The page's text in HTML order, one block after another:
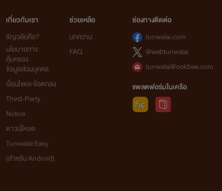
เกี่ยวกับเรา
ธัญวลัยคือ?
นโยบายการ
คุ้มครอง
ข้อมูลส่วนบุคคล
เงื่อนไขและข้อตกลง
Third-Party
Notice
ดาวน์โหลด
Tunwalai Easy
(สำหรับ Android)
ช่วยเหลือ
บทความ
FAQ
ช่องทางติดต่อ
tunwalai.com
@webtunwalai
tunwalai@ookbee.com
แพลตฟอร์มในเครือ